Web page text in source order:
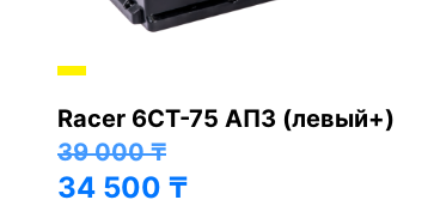
Racer 6СТ-75 АПЗ (левый+)
39 000₸
34 500 ₸